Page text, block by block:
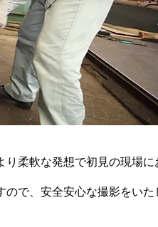
柔軟な発想で初見の現場
で、安全安心な撮影をいた